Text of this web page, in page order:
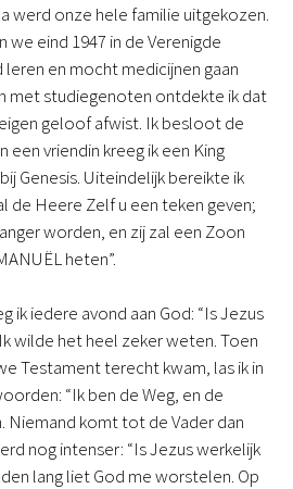
werd onze hele familie uitgekozen.
we eind 1947 in de Verenigde
en mocht medicijnen gaan
met studiegenoten ontdekte ik dat
geloof afwist. Ik besloot de
een vriendin kreeg ik een King
Genesis. Uiteindelijk bereikte ik
de Heere Zelf u een teken geven;
worden, en zij zal een Zoon
heten”.
ik iedere avond aan God: “Is Jezus
wilde het heel zeker weten. Toen
Testament terecht kwam, las ik in
“Ik ben de Weg, en de
Niemand komt tot de Vader dan
nog intenser: “Is Jezus werkelijk
lang liet God me worstelen. Op